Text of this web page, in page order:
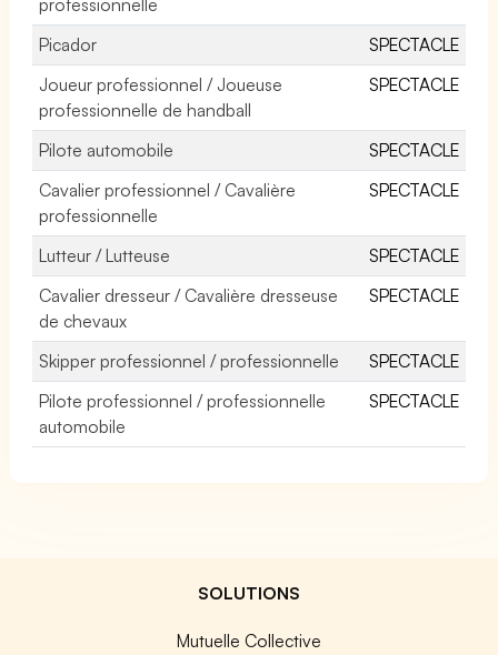
Picador
SPECTACLE
Joueur professionnel / Joueuse
professionnelle de handball
SPECTACLE
Pilote automobile
SPECTACLE
Cavalier professionnel / Cavalière
professionnelle
SPECTACLE
Lutteur / Lutteuse
SPECTACLE
Cavalier dresseur / Cavalière dresseuse
de chevaux
SPECTACLE
Skipper professionnel / professionnelle
SPECTACLE
Pilote professionnel / professionnelle
automobile
SPECTACLE
SOLUTIONS
Mutuelle Collective